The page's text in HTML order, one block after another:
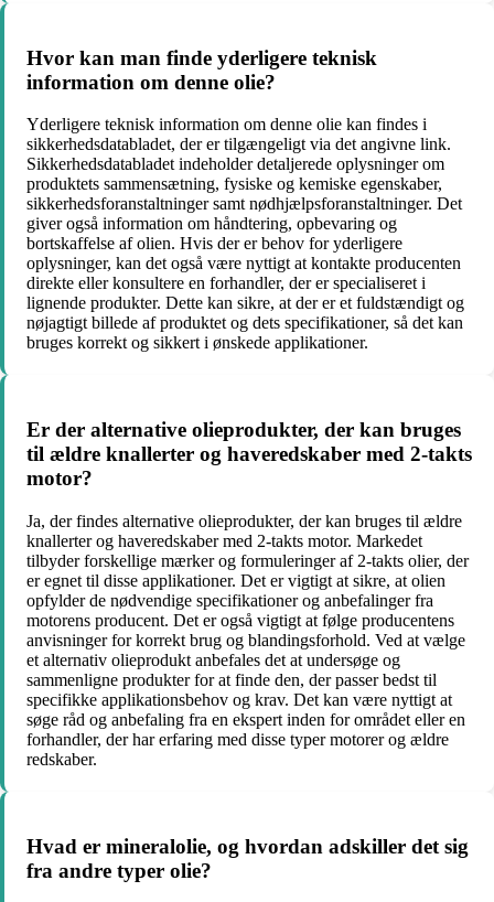
Hvor kan man finde yderligere teknisk
information om denne olie?
Yderligere teknisk information om denne olie kan findes i
sikkerhedsdatabladet, der er tilgængeligt via det angivne link.
Sikkerhedsdatabladet indeholder detaljerede oplysninger om
produktets sammensætning, fysiske og kemiske egenskaber,
sikkerhedsforanstaltninger samt nødhjælpsforanstaltninger. Det
giver også information om håndtering, opbevaring og
bortskaffelse af olien. Hvis der er behov for yderligere
oplysninger, kan det også være nyttigt at kontakte producenten
direkte eller konsultere en forhandler, der er specialiseret i
lignende produkter. Dette kan sikre, at der er et fuldstændigt og
nøjagtigt billede af produktet og dets specifikationer, så det kan
bruges korrekt og sikkert i ønskede applikationer.
Er der alternative olieprodukter, der kan bruges
til ældre knallerter og haveredskaber med 2-takts
motor?
Ja, der findes alternative olieprodukter, der kan bruges til ældre
knallerter og haveredskaber med 2-takts motor. Markedet
tilbyder forskellige mærker og formuleringer af 2-takts olier, der
er egnet til disse applikationer. Det er vigtigt at sikre, at olien
opfylder de nødvendige specifikationer og anbefalinger fra
motorens producent. Det er også vigtigt at følge producentens
anvisninger for korrekt brug og blandingsforhold. Ved at vælge
et alternativ olieprodukt anbefales det at undersøge og
sammenligne produkter for at finde den, der passer bedst til
specifikke applikationsbehov og krav. Det kan være nyttigt at
søge råd og anbefaling fra en ekspert inden for området eller en
forhandler, der har erfaring med disse typer motorer og ældre
redskaber.
Hvad er mineralolie, og hvordan adskiller det sig
fra andre typer olie?